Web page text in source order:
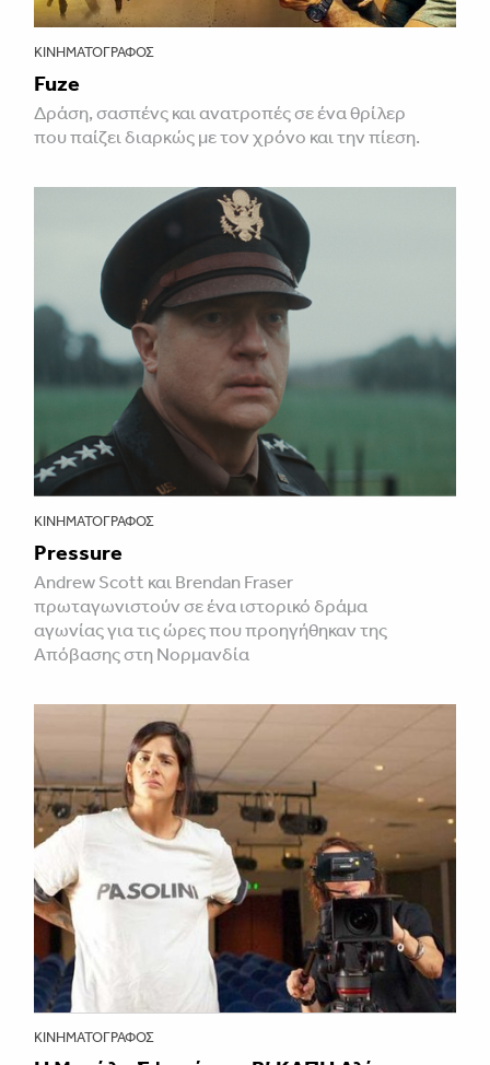
ΚΙΝΗΜΑΤΟΓΡΆΦΟΣ
Fuze
Δράση, σασπένς και ανατροπές σε ένα θρίλερ
που παίζει διαρκώς με τον χρόνο και την πίεση.
ΚΙΝΗΜΑΤΟΓΡΆΦΟΣ
Pressure
Andrew Scott και Brendan Fraser
πρωταγωνιστούν σε ένα ιστορικό δράμα
αγωνίας για τις ώρες που προηγήθηκαν της
Απόβασης στη Νορμανδία
ΚΙΝΗΜΑΤΟΓΡΆΦΟΣ